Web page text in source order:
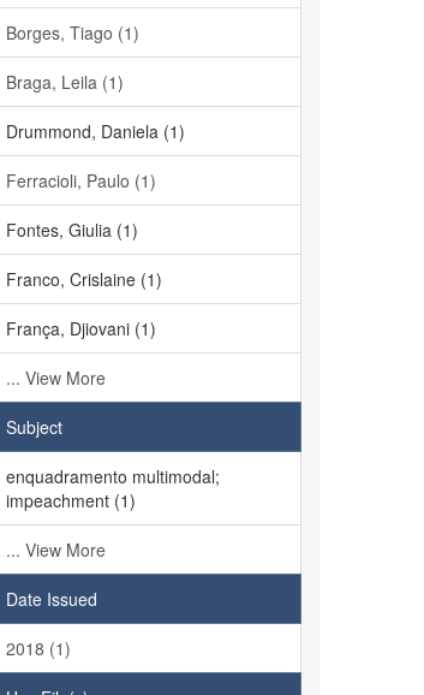
Borges, Tiago (1)
Braga, Leila (1)
Drummond, Daniela (1)
Ferracioli, Paulo (1)
Fontes, Giulia (1)
Franco, Crislaine (1)
França, Djiovani (1)
... View More
Subject
enquadramento multimodal;
impeachment (1)
... View More
Date Issued
2018 (1)